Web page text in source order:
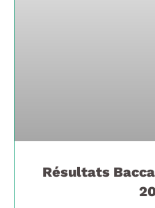
Résultats